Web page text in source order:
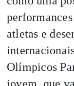
atletas e
Olímpicos